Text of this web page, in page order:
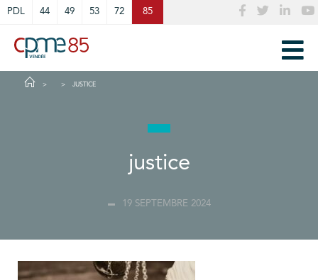
PDL 44 49 53 72 85
JUSTICE
justice
19 SEPTEMBRE 2024
Cookies management panel